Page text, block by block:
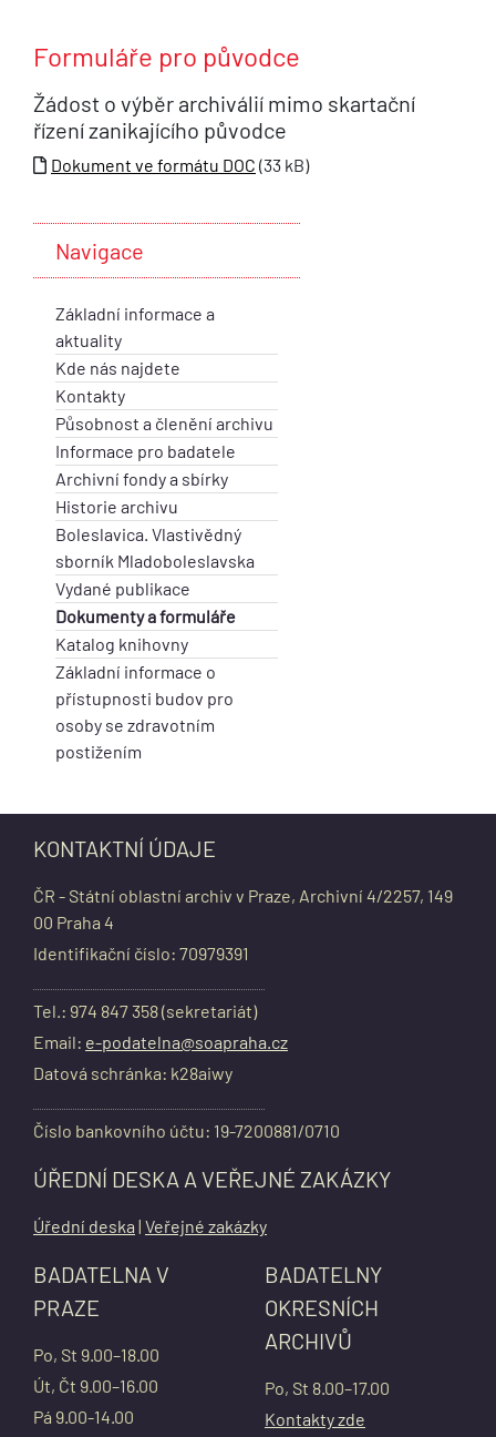
Formuláře pro původce
Žádost o výběr archiválií mimo skartační
řízení zanikajícího původce
Dokument ve formátu DOC (33 kB)
Navigace
Základní informace a
aktuality
Kde nás najdete
Kontakty
Působnost a členění archivu
Informace pro badatele
Archivní fondy a sbírky
Historie archivu
Boleslavica. Vlastivědný
sborník Mladoboleslavska
Vydané publikace
Dokumenty a formuláře
Katalog knihovny
Základní informace o
přístupnosti budov pro
osoby se zdravotním
postižením
KONTAKTNÍ ÚDAJE
ČR - Státní oblastní archiv v Praze, Archivní 4/2257, 149
00 Praha 4
Identifikační číslo: 70979391
Tel.: 974 847 358 (sekretariát)
Email: e-podatelna@soapraha.cz
Datová schránka: k28aiwy
Číslo bankovního účtu: 19-7200881/0710
ÚŘEDNÍ DESKA A VEŘEJNÉ ZAKÁZKY
Úřední deska | Veřejné zakázky
BADATELNA V
PRAZE
Po, St 9.00–18.00
Út, Čt 9.00–16.00
Pá 9.00-14.00
BADATELNY
OKRESNÍCH
ARCHIVŮ
Po, St 8.00–17.00
Kontakty zde